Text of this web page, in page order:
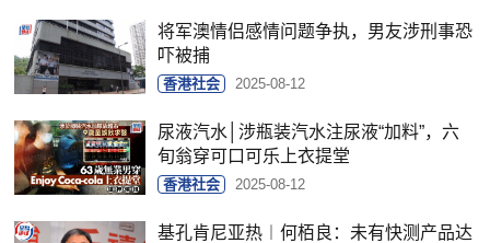
将军澳情侣感情问题争执，男友涉刑事恐
吓被捕
香港社会 2025-08-12
尿液汽水│涉瓶装汽水注尿液“加料”，六
旬翁穿可口可乐上衣提堂
香港社会 2025-08-12
基孔肯尼亚热︱何栢良：未有快测产品达